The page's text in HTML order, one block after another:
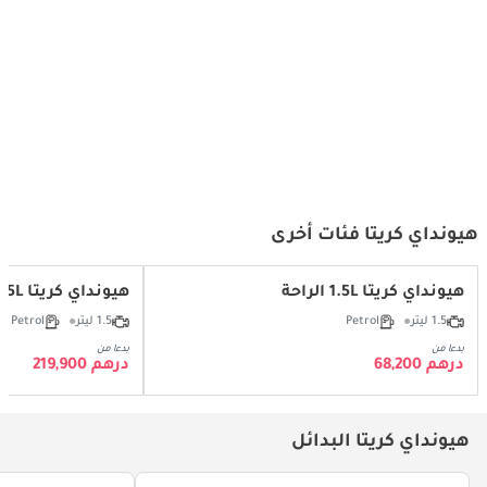
هيونداي كريتا فئات أخرى
هيونداي كريتا 1.5L الراحة
1.5 ليتر Petrol
بدءا من
درهم 68,200
هيونداي كريتا Smart 1.5L
1.5 ليتر Petrol
بدءا من
درهم 219,900
هيونداي كريتا البدائل